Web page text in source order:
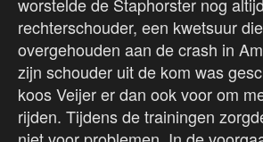
rechterschouder, een kwetsuur
overgehouden aan de crash in
zijn schouder uit de kom was
koos Veijer er dan ook voor om
rijden. Tijdens de trainingen